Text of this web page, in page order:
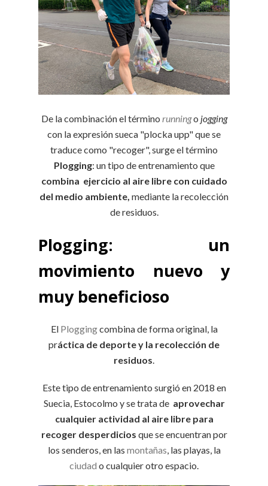
De la combinación el término runningo jogging
con la expresión sueca "plocka upp" que se
traduce como "recoger", surge el término
Plogging: un tipo de entrenamiento que
combina ejercicio al aire libre con cuidado
del medio ambiente, mediante la recolección
de residuos.
Plogging: un
movimiento nuevo y
muy beneficioso
El Ploggingcombina de forma original, la
práctica de deporte y la recolección de
residuos.
Este tipo de entrenamiento surgió en 2018 en
Suecia, Estocolmo y se trata de aprovechar
cualquier actividad al aire libre para
recoger desperdicios que se encuentran por
los senderos, en las montañas, las playas, la
ciudad o cualquier otro espacio.